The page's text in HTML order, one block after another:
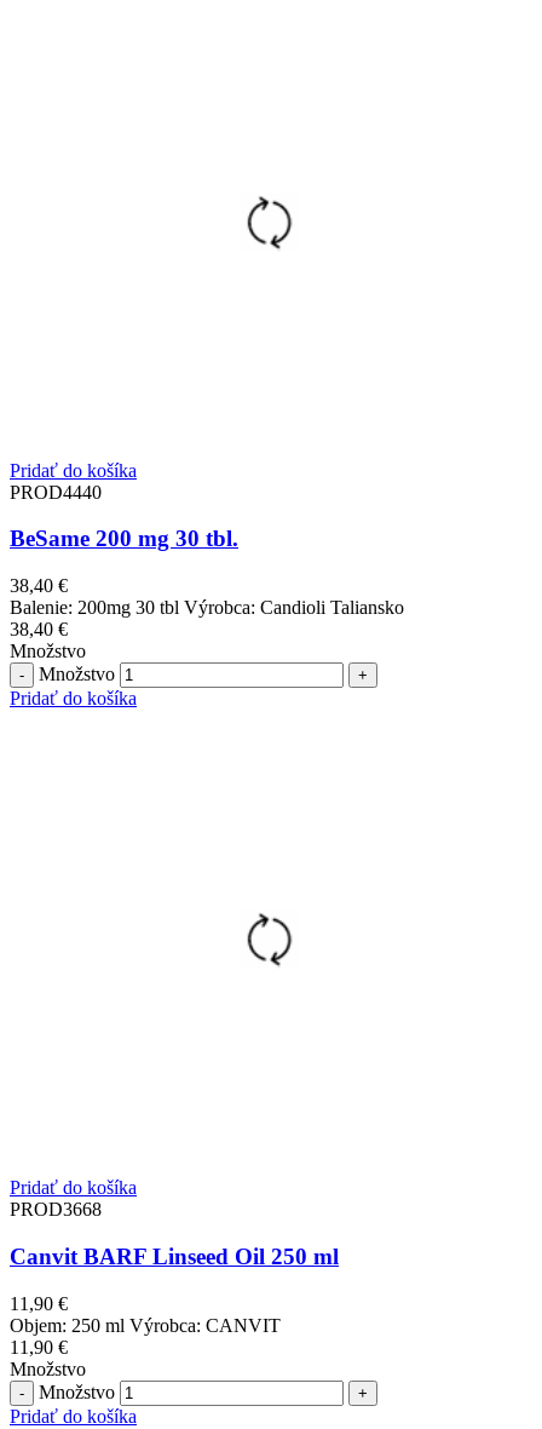
Pridať do košíka
PROD4440
BeSame 200 mg 30 tbl.
38,40 €
Balenie: 200mg 30 tbl Výrobca: Candioli Taliansko
38,40 €
Množstvo
Množstvo
Pridať do košíka
Pridať do košíka
PROD3668
Canvit BARF Linseed Oil 250 ml
11,90 €
Objem: 250 ml Výrobca: CANVIT
11,90 €
Množstvo
Množstvo
Pridať do košíka